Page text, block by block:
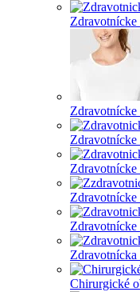
Zdravotnícke
Zdravotnícke
Zdravotnícke
Zdravotnícke
Zdravotnícka
Chirurgické